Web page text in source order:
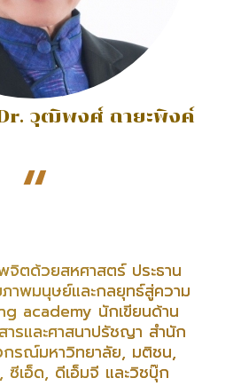
วุฒิพงศ์ ถายะพิงค์
“
จิตด้วยสหศาสตร์ ประธาน
พมนุษย์และกลยุทธ์สู่ความ
academy นักเขียนด้าน
รและศาสนาปรัชญา สำนัก
รณ์มหาวิทยาลัย, มติชน,
ซีเอ็ด, ดีเอ็มจี และวิชบุ๊ก